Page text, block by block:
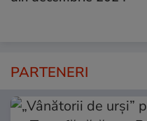
PARTENERI